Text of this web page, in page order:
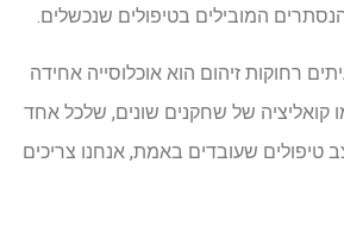
המובילים בטיפולים שנכשלים.
רחוקות זיהום הוא אוכלוסייה אחידה
קואליציה של שחקנים שונים, שלכל אחד
טיפולים שעובדים באמת, אנחנו צריכים